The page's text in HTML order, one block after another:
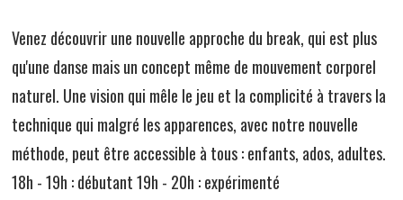
Venez découvrir une nouvelle approche du break, qui est plus
qu'une danse mais un concept même de mouvement corporel
naturel. Une vision qui mêle le jeu et la complicité à travers la
technique qui malgré les apparences, avec notre nouvelle
méthode, peut être accessible à tous : enfants, ados, adultes.
18h - 19h : débutant 19h - 20h : expérimenté